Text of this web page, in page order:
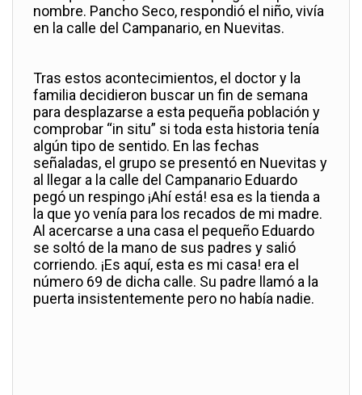
nombre. Pancho Seco, respondió el niño, vivía
en la calle del Campanario, en Nuevitas.
Tras estos acontecimientos, el doctor y la
familia decidieron buscar un fin de semana
para desplazarse a esta pequeña población y
comprobar “in situ” si toda esta historia tenía
algún tipo de sentido. En las fechas
señaladas, el grupo se presentó en Nuevitas y
al llegar a la calle del Campanario Eduardo
pegó un respingo ¡Ahí está! esa es la tienda a
la que yo venía para los recados de mi madre.
Al acercarse a una casa el pequeño Eduardo
se soltó de la mano de sus padres y salió
corriendo. ¡Es aquí, esta es mi casa! era el
número 69 de dicha calle. Su padre llamó a la
puerta insistentemente pero no había nadie.